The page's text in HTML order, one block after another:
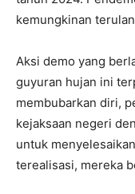
kemungkinan
Aksi demo yang
guyuran hujan ini
membubarkan diri,
kejaksaan negeri
untuk
terealisasi, mereka